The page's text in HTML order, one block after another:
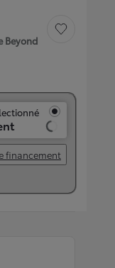
Beyond
Sauvegarder le
financement